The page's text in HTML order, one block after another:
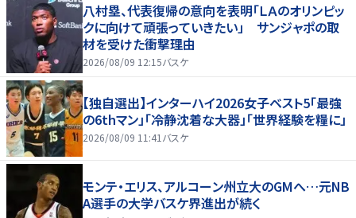
八村塁、代表復帰の意向を表明「ＬＡのオリンピッ
クに向けて頑張っていきたい」 サンジャポの取
材を受けた衝撃理由
2026/08/09 12:15バスケ
【独自選出】インターハイ2026女子ベスト5「最強
の6thマン」「冷静沈着な大器」「世界経験を糧に」
2026/08/09 11:41 バスケ
モンテ・エリス、アルコーン州立大のGMへ…元NB
A選手の大学バスケ界進出が続く